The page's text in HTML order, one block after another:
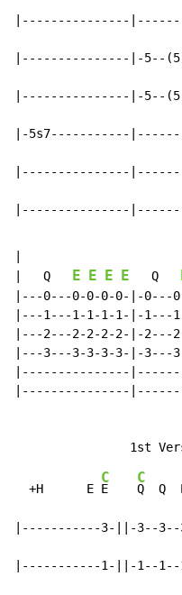
|---------------
|---------------|-5--
|---------------|-5--
|-5s7-----------
|---------------
|---------------
|   Q
E E E E
   Q
|---0---0-0-0-0-|-0---
|---1---1-1-1-1-|-1---
|---2---2-2-2-2-|-2---
|---3---3-3-3-3-|-3---
|---------------
|---------------
  +H      E
C
E
C
Q  Q
|-----------3-||-3--3--
|-----------1-||-1--1--